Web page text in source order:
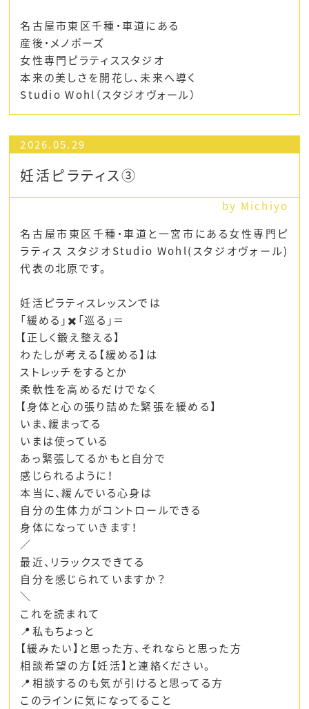
名古屋市東区千種・車道にある
産後・メノポーズ
女性専門ピラティススタジオ
本来の美しさを開花し、未来へ導く
Studio Wohl（スタジオヴォール）
2026.05.29
妊活ピラティス③
by Michiyo
名古屋市東区千種・車道と一宮市にある女性専門ピ
ラティス スタジオStudio Wohl(スタジオヴォール)
代表の北原です。
妊活ピラティスレッスンでは
「緩める」✖️「巡る」＝
【正しく鍛え整える】
わたしが考える【緩める】は
ストレッチをするとか
柔軟性を高めるだけでなく
【身体と心の張り詰めた緊張を緩める】
いま、緩まってる
いまは使っている
あっ緊張してるかもと自分で
感じられるように！
本当に、緩んでいる心身は
自分の生体力がコントロールできる
身体になっていきます！
／
最近、リラックスできてる
自分を感じられていますか？
＼
これを読まれて
📍私もちょっと
【緩みたい】と思った方、それならと思った方
相談希望の方【妊活】と連絡ください。
📍相談するのも気が引けると思ってる方
このラインに気になってること